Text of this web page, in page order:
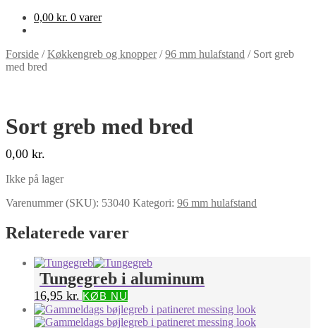
0,00 kr. 0 varer
Forside /Køkkengreb og knopper/96 mm hulafstand / Sort greb
med bred
Sort greb med bred
0,00 kr.
Ikke på lager
Varenummer (SKU): 53040 Kategori: 96 mm hulafstand
Relaterede varer
Tungegreb i aluminum
16,95 kr. KØB NU